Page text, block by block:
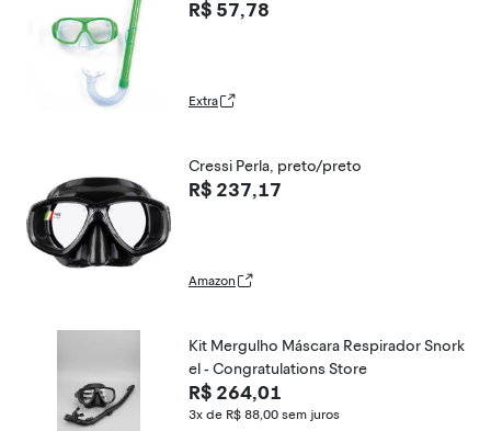
R$ 57,78
Extra
Cressi Perla, preto/preto
R$ 237,17
Amazon
Kit Mergulho Máscara Respirador Snork
el - Congratulations Store
R$ 264,01
3x de R$ 88,00 sem juros